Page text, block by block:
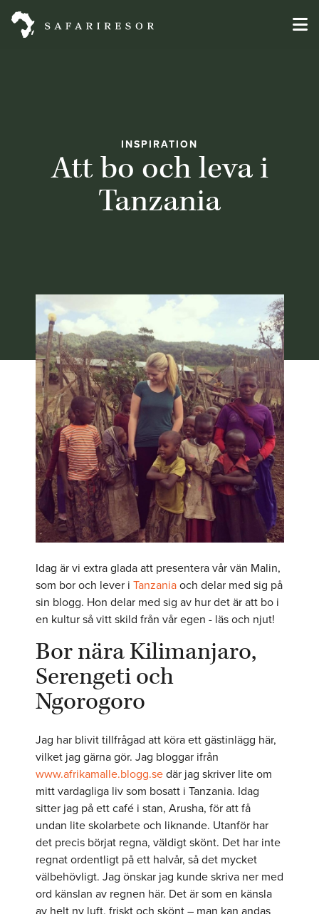
INSPIRATION
Att bo och leva i
Tanzania
Idag är vi extra glada att presentera vår vän Malin,
som bor och lever i Tanzaniaoch delar med sig på
sin blogg. Hon delar med sig av hur det är att bo i
en kultur så vitt skild från vår egen - läs och njut!
Bor nära Kilimanjaro,
Serengeti och
Ngorogoro
Jag har blivit tillfrågad att köra ett gästinlägg här,
vilket jag gärna gör. Jag bloggar ifrån
www.afrikamalle.blogg.sedär jag skriver lite om
mitt vardagliga liv som bosatt i Tanzania. Idag
sitter jag på ett café i stan, Arusha, för att få
undan lite skolarbete och liknande. Utanför har
det precis börjat regna, väldigt skönt. Det har inte
regnat ordentligt på ett halvår, så det mycket
välbehövligt. Jag önskar jag kunde skriva ner med
ord känslan av regnen här. Det är som en känsla